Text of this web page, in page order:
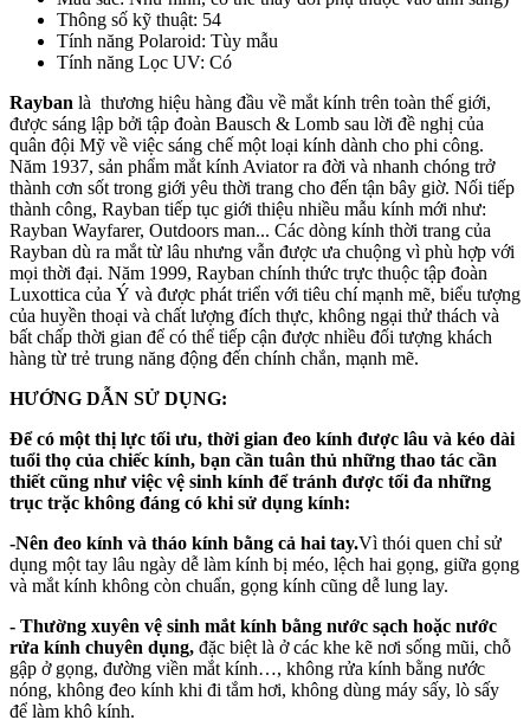
Thông số kỹ thuật: 54
Tính năng Polaroid: Tùy mẫu
Tính năng Lọc UV: Có
Rayban là thương hiệu hàng đầu về mắt kính trên toàn thế giới,
được sáng lập bởi tập đoàn Bausch & Lomb sau lời đề nghị của
quân đội Mỹ về việc sáng chế một loại kính dành cho phi công.
Năm 1937, sản phẩm mắt kính Aviator ra đời và nhanh chóng trở
thành cơn sốt trong giới yêu thời trang cho đến tận bây giờ. Nối tiếp
thành công, Rayban tiếp tục giới thiệu nhiều mẫu kính mới như:
Rayban Wayfarer, Outdoors man... Các dòng kính thời trang của
Rayban dù ra mắt từ lâu nhưng vẫn được ưa chuộng vì phù hợp với
mọi thời đại. Năm 1999, Rayban chính thức trực thuộc tập đoàn
Luxottica của Ý và được phát triển với tiêu chí mạnh mẽ, biểu tượng
của huyền thoại và chất lượng đích thực, không ngại thử thách và
bất chấp thời gian để có thể tiếp cận được nhiều đối tượng khách
hàng từ trẻ trung năng động đến chính chắn, mạnh mẽ.
HƯỚNG DẪN SỬ DỤNG:
Để có một thị lực tối ưu, thời gian đeo kính được lâu và kéo dài
tuổi thọ của chiếc kính, bạn cần tuân thủ những thao tác cần
thiết cũng như việc vệ sinh kính để tránh được tối đa những
trục trặc không đáng có khi sử dụng kính:
-Nên đeo kính và tháo kính bằng cả hai tay.Vì thói quen chỉ sử
dụng một tay lâu ngày dễ làm kính bị méo, lệch hai gọng, giữa gọng
và mắt kính không còn chuẩn, gọng kính cũng dễ lung lay.
- Thường xuyên vệ sinh mắt kính bằng nước sạch hoặc nước
rửa kính chuyên dụng, đặc biệt là ở các khe kẽ nơi sống mũi, chỗ
gập ở gọng, đường viền mắt kính…, không rửa kính bằng nước
nóng, không đeo kính khi đi tắm hơi, không dùng máy sấy, lò sấy
để làm khô kính.